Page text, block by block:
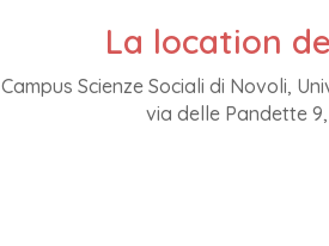
La location
Campus Scienze Sociali di Novoli,
via delle Pandette